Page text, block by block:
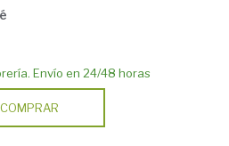
Envío en 24/48 horas
COMPRAR